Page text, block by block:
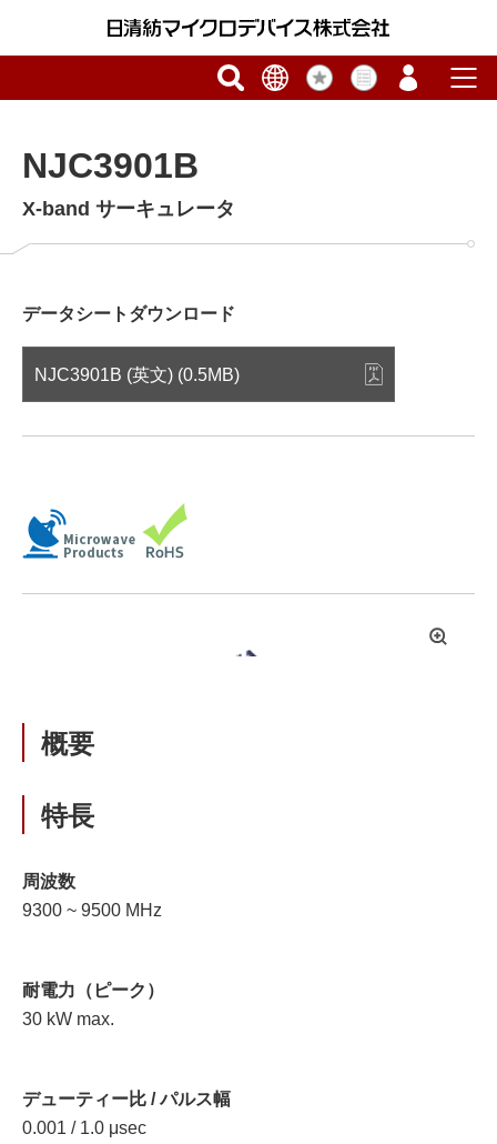
NJC3901B
X-band サーキュレータ
データシートダウンロード
NJC3901B (英文) (0.5MB)
拡
概要
特長
周波数
9300 ~ 9500 MHz
耐電力（ピーク）
30 kW max.
デューティー比 / パルス幅
0.001 / 1.0 μsec